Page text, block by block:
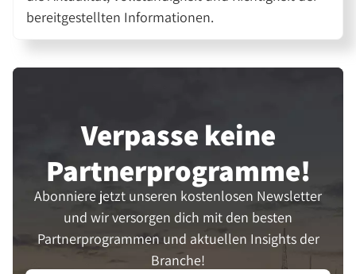
bereitgestellten Informationen.
Verpasse keine
Partner­programme!
Abonniere jetzt unseren kostenlosen Newsletter
und wir versorgen dich mit den besten
Partnerprogrammen und aktuellen Insights der
Branche!